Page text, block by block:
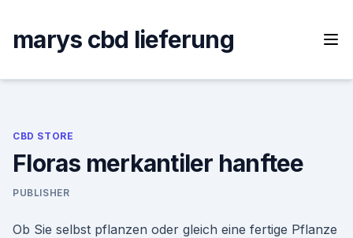
content
marys cbd lieferung
CBD STORE
Floras merkantiler hanftee
PUBLISHER
Ob Sie selbst pflanzen oder gleich eine fertige Pflanze